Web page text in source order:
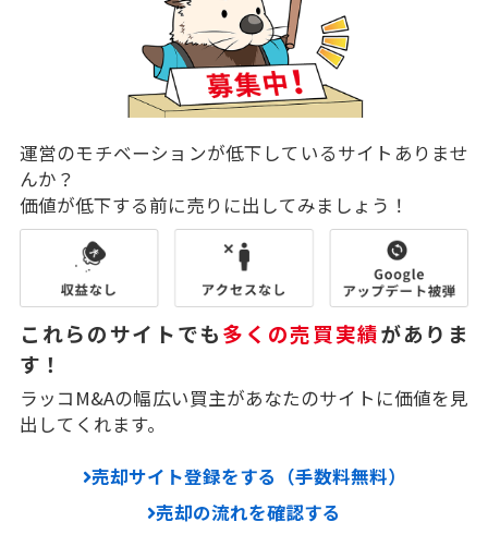
運営のモチベーションが低下しているサイトありませ
んか？
価値が低下する前に売りに出してみましょう！
これらのサイトでも多くの売買実績がありま
す！
ラッコM&Aの幅広い買主があなたのサイトに価値を見
出してくれます。
売却サイト登録をする（手数料無料）
売却の流れを確認する